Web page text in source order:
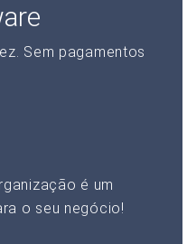
Sem pagamentos
é um
o seu negócio!